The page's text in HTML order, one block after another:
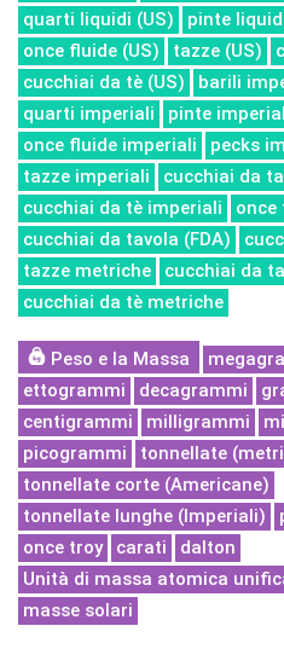
quarti liquidi (US)
pinte
once fluide (US)
tazze (US)
cucchiai da tè (US)
barili
quarti imperiali
pinte
once fluide imperiali
pecks
tazze imperiali
cucchiai da
cucchiai da tè imperiali
once
cucchiai da tavola (FDA)
tazze metriche
cucchiai da
cucchiai da tè metriche
Peso e la Massa
ettogrammi
decagrammi
centigrammi
milligrammi
picogrammi
tonnellate
tonnellate corte (Americane)
tonnellate lunghe (Imperiali)
once troy
carati
dalton
Unità di massa atomica
masse solari